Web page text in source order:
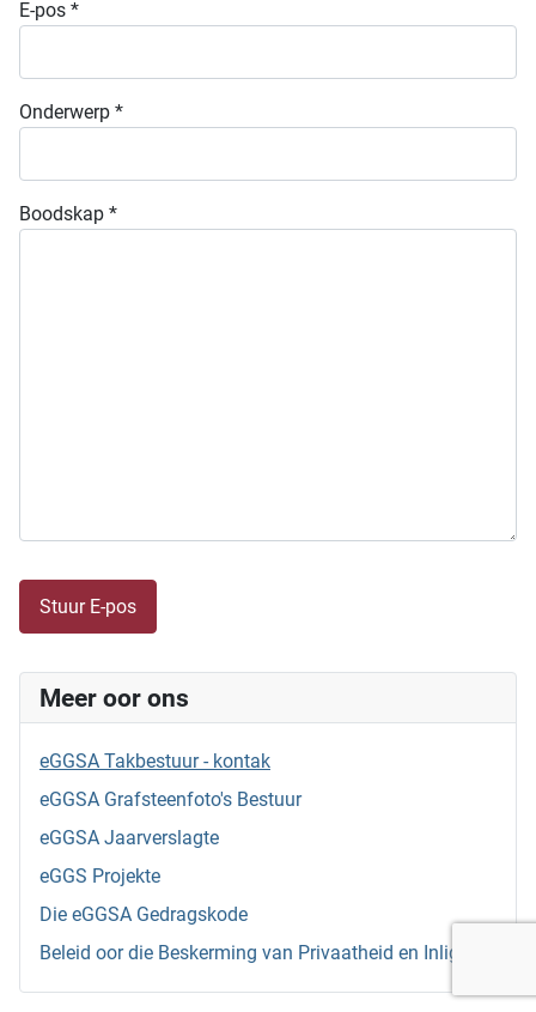
Meer oor ons
eGGSA Takbestuur - kontak
eGGSA Grafsteenfoto's Bestuur
eGGSA Jaarverslagte
eGGS Projekte
Die eGGSA Gedragskode
Beleid oor die Beskerming van Privaatheid en Inligting
E-pos *
Onderwerp *
Boodskap *
Stuur E-pos